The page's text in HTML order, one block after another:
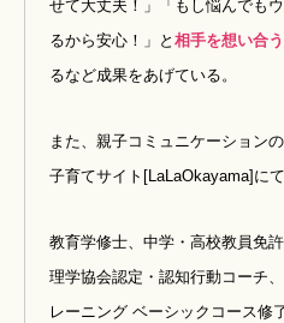
せて大丈夫！」
「もし悩んでも
るから安心！」と 相手を想い合
るなど成果をあげている。
また、親子コミュニケーションの
子育てサイト[LaLaOkayama]に
教育学修士、中学・高校教員免許
理学協会認定・認知行動コーチ、
レーニング ベーシックコース修